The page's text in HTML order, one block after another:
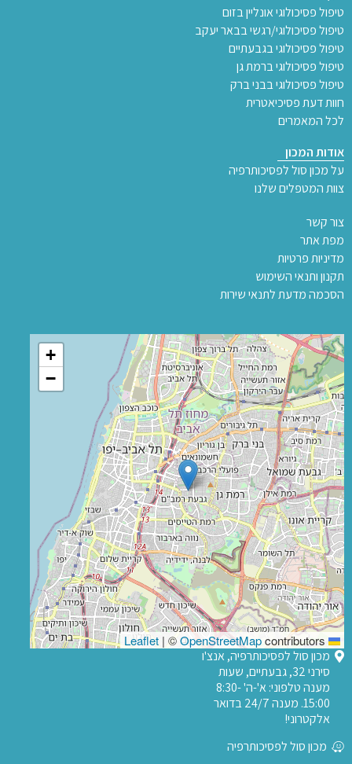
טיפול פסיכולוגי אונליין בזום
טיפול פסיכולוגי/רגשי בבאר יעקב
טיפול פסיכולוגי בגבעתיים
טיפול פסיכולוגי ברמת גן
טיפול פסיכולוגי בבני ברק
חוות דעת פסיכיאטרית
לכל המאמרים
אודות המכון
על מכון סול לפסיכותרפיה
צוות המטפלים שלנו
צור קשר
מפת אתר
מדיניות פרטיות
תקנון ותנאי השימוש
הסכמה מדעת לתנאי שירות
+
−
| ©OpenStreetMapcontributors
מכון סול לפסיכותרפיה, אנצ'ו
סירני 32, גבעתיים, שעות
מענה טלפוני: א'-ה' 8:30-
15:00. מענה 24/7 בדואר
אלקטרוני!
מכון סול לפסיכותרפיה